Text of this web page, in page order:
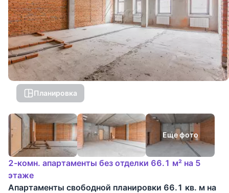
Планировка
Еще фото
2-комн. апартаменты без отделки 66.1 м² на 5
этаже
Апартаменты свободной планировки 66.1 кв. м на